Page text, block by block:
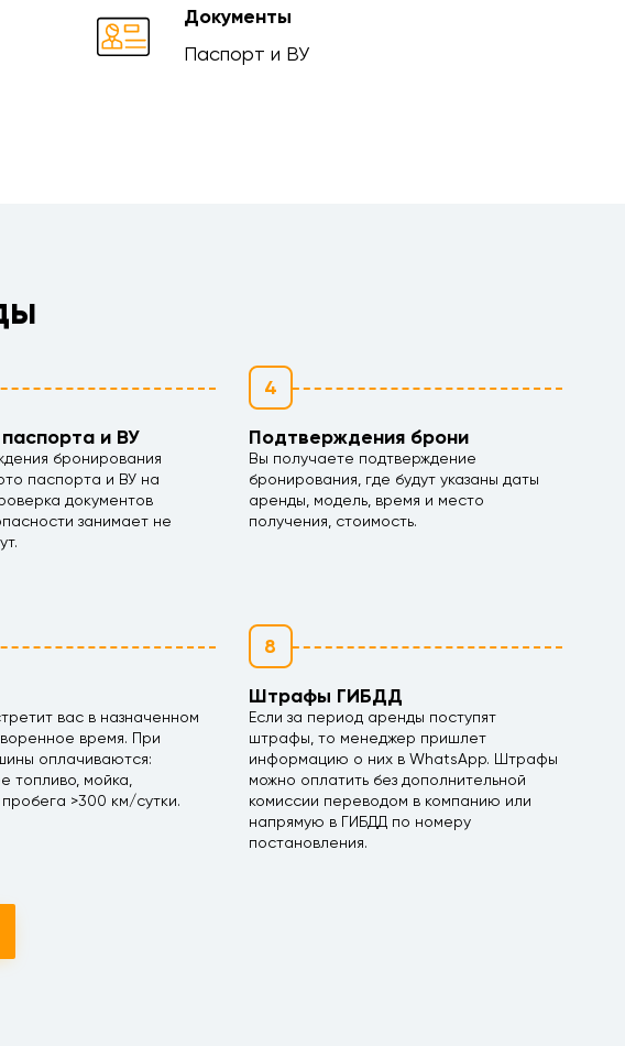
Документы
Паспорт и ВУ
и ВУ
бронирования
паспорта и ВУ на
документов
занимает не
4
Подтверждения брони
Вы получаете подтверждение
бронирования, где будут указаны даты
аренды, модель, время и место
получения, стоимость.
вас в назначенном
время. При
оплачиваются:
топливо, мойка,
>300 км/сутки.
8
Штрафы ГИБДД
Если за период аренды поступят
штрафы, то менеджер пришлет
информацию о них в WhatsApp. Штрафы
можно оплатить без дополнительной
комиссии переводом в компанию или
напрямую в ГИБДД по номеру
постановления.